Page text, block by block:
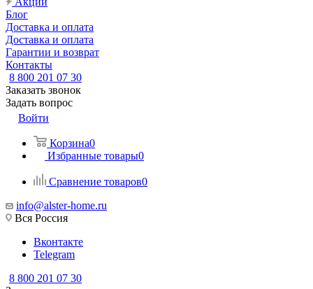
Блог
Доставка и оплата
Доставка и оплата
Гарантии и возврат
Контакты
8 800 201 07 30
Заказать звонок
Задать вопрос
Войти
Корзина0
Избранные товары0
Сравнение товаров0
info@alster-home.ru
Вся Россия
Вконтакте
Telegram
8 800 201 07 30